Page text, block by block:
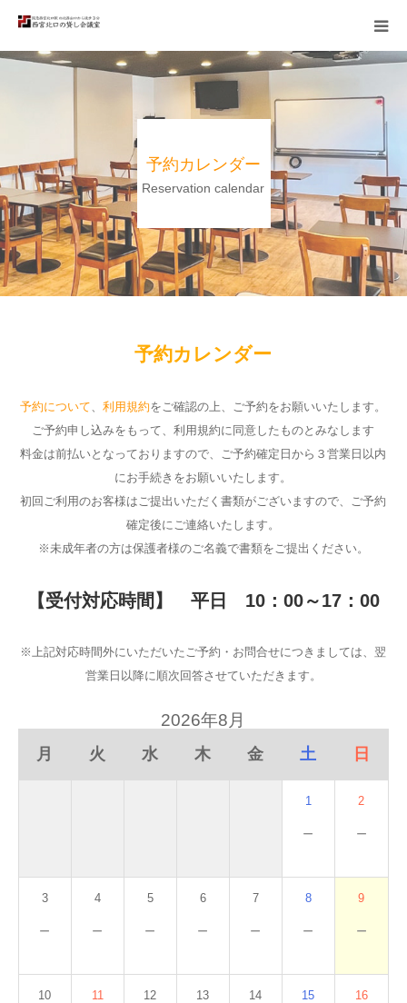
予約カレンダー
Reservation calendar
予約カレンダー
予約について、利用規約をご確認の上、ご予約をお願いいたします。
ご予約申し込みをもって、利用規約に同意したものとみなします
料金は前払いとなっておりますので、ご予約確定日から３営業日以内
にお手続きをお願いいたします。
初回ご利用のお客様はご提出いただく書類がございますので、ご予約
確定後にご連絡いたします。
※未成年者の方は保護者様のご名義で書類をご提出ください。
【受付対応時間】 平日 10：00～17：00
※上記対応時間外にいただいたご予約・お問合せにつきましては、翌
営業日以降に順次回答させていただきます。
2026年8月
月 火 水 木 金 土 日
1
－
2
－
3
－
4
－
5
－
6
－
7
－
8
－
9
－
10 11 12 13 14 15 16
利用例
料金
予約の流れ